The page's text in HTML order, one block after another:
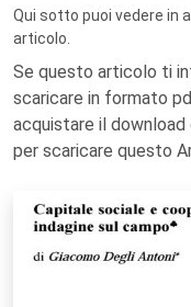
Qui sotto puoi vedere in
articolo.
Se questo articolo ti
scaricare in formato
acquistare il download
per scaricare questo